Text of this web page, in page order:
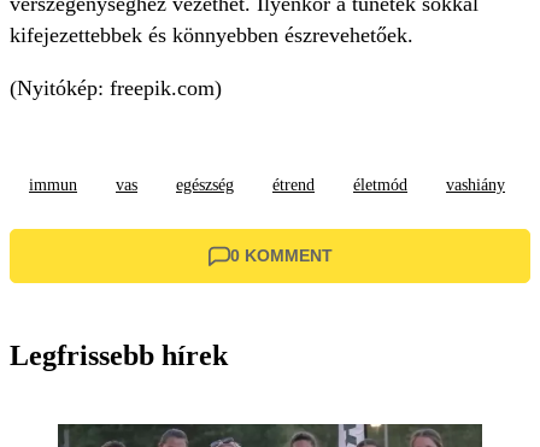
kifejezettebbek és könnyebben észrevehetőek.
(Nyitókép: freepik.com)
immun vas egészség étrend életmód vashiány
0 KOMMENT
Legfrissebb hírek